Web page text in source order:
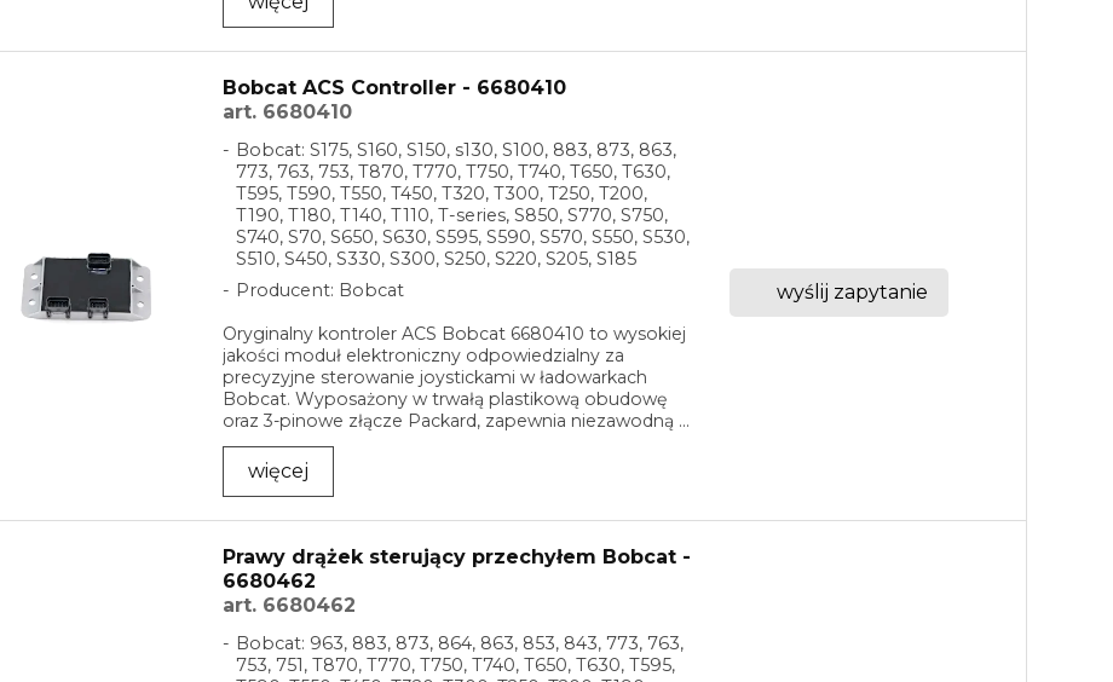
Bobcat ACS Controller - 6680410
art. 6680410
Bobcat: S175, S160, S150, s130, S100, 883, 873, 863,
773, 763, 753, T870, T770, T750, T740, T650, T630,
T595, T590, T550, T450, T320, T300, T250, T200,
T190, T180, T140, T110, T-series, S850, S770, S750,
S740, S70, S650, S630, S595, S590, S570, S550, S530,
S510, S450, S330, S300, S250, S220, S205, S185
Producent: Bobcat
Oryginalny kontroler ACS Bobcat 6680410 to wysokiej
jakości moduł elektroniczny odpowiedzialny za
precyzyjne sterowanie joystickami w ładowarkach
Bobcat. Wyposażony w trwałą plastikową obudowę
oraz 3-pinowe złącze Packard, zapewnia niezawodną ...
więcej
wyślij zapytanie
Prawy drążek sterujący przechyłem Bobcat -
6680462
art. 6680462
Bobcat: 963, 883, 873, 864, 863, 853, 843, 773, 763,
753, 751, T870, T770, T750, T740, T650, T630, T595,